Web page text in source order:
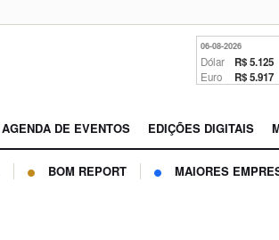
06-08-2026
Dólar R$ 5.125
Euro R$ 5.917
AGENDA DE EVENTOS EDIÇÕES DIGITAIS
BOM REPORT MAIORES